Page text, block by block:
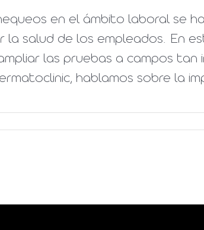
en el ámbito laboral se
la salud de los empleados. En
las pruebas a campos tan
hablamos sobre la